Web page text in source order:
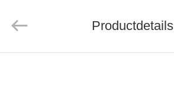
Ltd..
Productdetails